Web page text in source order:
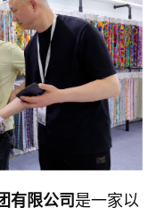
有限公司 是一家以